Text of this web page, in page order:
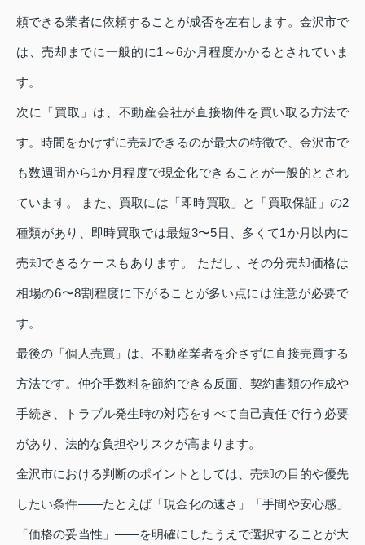
頼できる業者に依頼することが成否を左右します。金沢市で
は、売却までに一般的に1～6か月程度かかるとされていま
す。
次に「買取」は、不動産会社が直接物件を買い取る方法で
す。時間をかけずに売却できるのが最大の特徴で、金沢市で
も数週間から1か月程度で現金化できることが一般的とされ
ています。 また、買取には「即時買取」と「買取保証」の2
種類があり、即時買取では最短3〜5日、多くて1か月以内に
売却できるケースもあります。 ただし、その分売却価格は
相場の6〜8割程度に下がることが多い点には注意が必要で
す。
最後の「個人売買」は、不動産業者を介さずに直接売買する
方法です。仲介手数料を節約できる反面、契約書類の作成や
手続き、トラブル発生時の対応をすべて自己責任で行う必要
があり、法的な負担やリスクが高まります。
金沢市における判断のポイントとしては、売却の目的や優先
したい条件――たとえば「現金化の速さ」「手間や安心感」
「価格の妥当性」――を明確にしたうえで選択することが大